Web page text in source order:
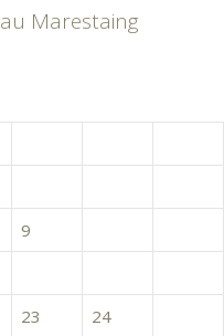
au Marestaing
9
23 24